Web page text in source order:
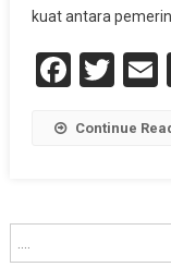
kuat antara
Continue